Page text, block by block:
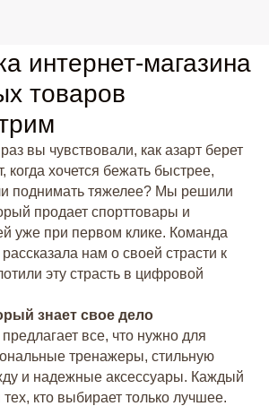
интернет-магазина
товаров
вы чувствовали, как азарт берет
когда хочется бежать быстрее,
поднимать тяжелее? Мы решили
продает спорттовары и
уже при первом клике. Команда
нам о своей страсти к
эту страсть в цифровой
знает свое дело
все, что нужно для
тренажеры, стильную
и надежные аксессуары. Каждый
кто выбирает только лучшее.